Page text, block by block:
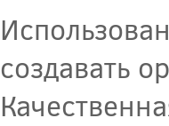
создавать